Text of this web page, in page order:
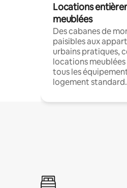
Locations
meublées
Des cabanes de
paisibles aux
urbains pratiques,
locations
tous les
logement standard.